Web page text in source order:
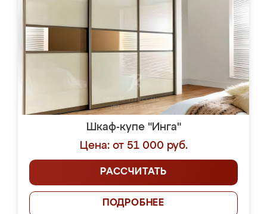
Шкаф-купе "Инга"
Цена: от 51 000 руб.
РАССЧИТАТЬ
ПОДРОБНЕЕ